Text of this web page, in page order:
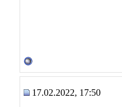
17.02.2022, 17:50